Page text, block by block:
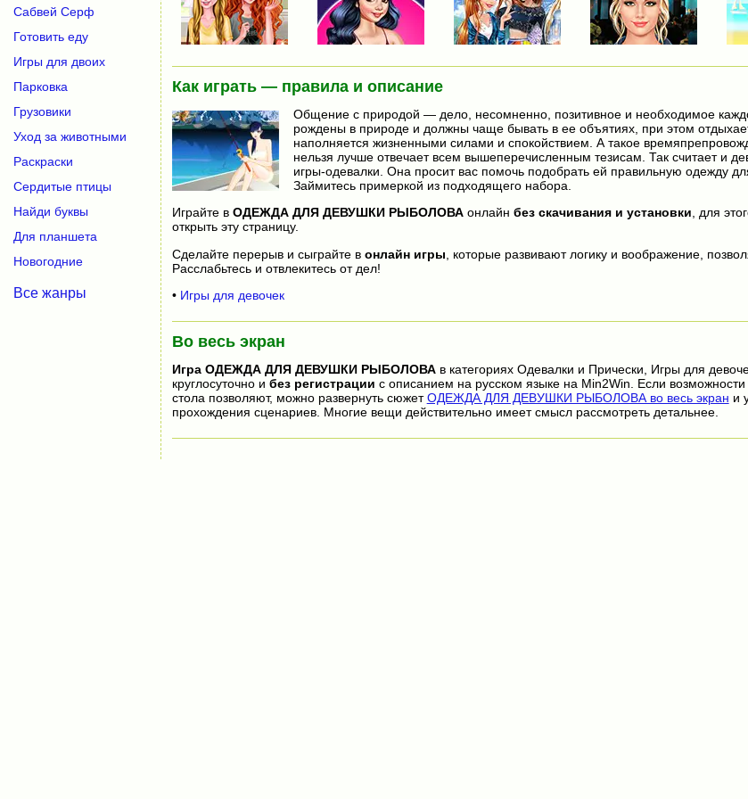
Как играть — правила и описание
Общение с природой — дело, несомненно, позитивное и необходимое
рождены в природе и должны чаще бывать в ее объятиях, при этом
наполняется жизненными силами и спокойствием. А такое
нельзя лучше отвечает всем вышеперечисленным тезисам. Так считает и
игры-одевалки. Она просит вас помочь подобрать ей правильную одежду
Займитесь примеркой из подходящего набора.
Играйте в ОДЕЖДА ДЛЯ ДЕВУШКИ РЫБОЛОВАонлайн без скачивания и установки, для
открыть эту страницу.
Сделайте перерыв и сыграйте в онлайн игры , которые развивают логику и воображение,
Расслабьтесь и отвлекитесь от дел!
• Игры для девочек
Во весь экран
Игра ОДЕЖДА ДЛЯ ДЕВУШКИ РЫБОЛОВАв категориях Одевалки и Прически, Игры для
круглосуточно и без регистрации с описанием на русском языке на Min2Win. Если возможности
стола позволяют, можно развернуть сюжетОДЕЖДА ДЛЯ ДЕВУШКИ РЫБОЛОВА во весь экран и
прохождения сценариев. Многие вещи действительно имеет смысл рассмотреть детальнее.
Сабвей Серф
Готовить еду
Игры для двоих
Парковка
Грузовики
Уход за животными
Раскраски
Сердитые птицы
Найди буквы
Для планшета
Новогодние
Все жанры